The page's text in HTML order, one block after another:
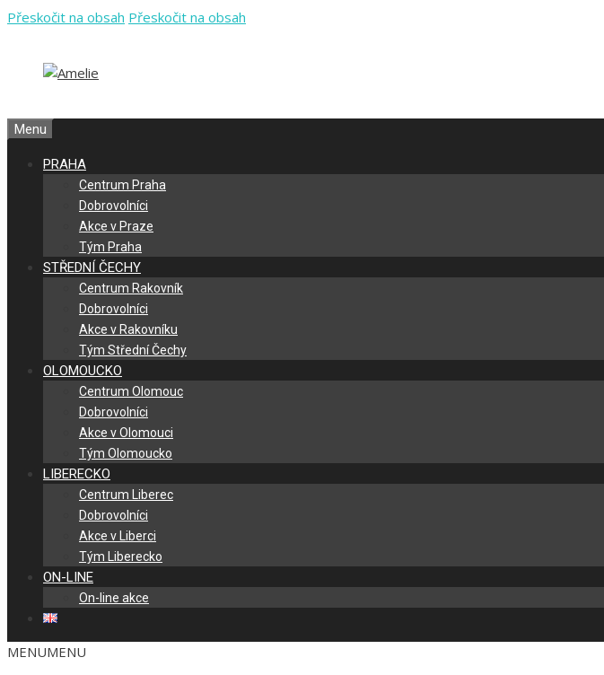
Přeskočit na obsah Přeskočit na obsah
Menu
PRAHA
Centrum Praha
Dobrovolníci
Akce v Praze
Tým Praha
STŘEDNÍ ČECHY
Centrum Rakovník
Dobrovolníci
Akce v Rakovníku
Tým Střední Čechy
OLOMOUCKO
Centrum Olomouc
Dobrovolníci
Akce v Olomouci
Tým Olomoucko
LIBERECKO
Centrum Liberec
Dobrovolníci
Akce v Liberci
Tým Liberecko
ON-LINE
On-line akce
MENUMENU